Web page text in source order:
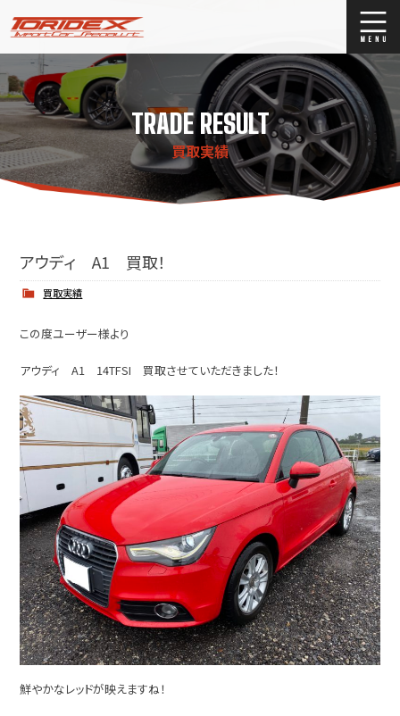
ブログ
Stock list
ストックリスト
買取
TRADE RESULT
買取実績
アウディ A1 買取！
買取実績
この度ユーザー様より
アウディ A1 14TFSI 買取させていただきました！
鮮やかなレッドが映えますね！